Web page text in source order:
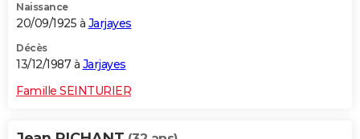
Naissance
20/09/1925 à Jarjayes
Décès
13/12/1987 à Jarjayes
Famille SEINTURIER